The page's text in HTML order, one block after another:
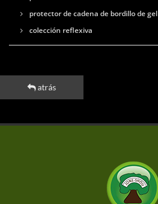
protector de cadena de bordillo de gel
colección reflexiva
atrás